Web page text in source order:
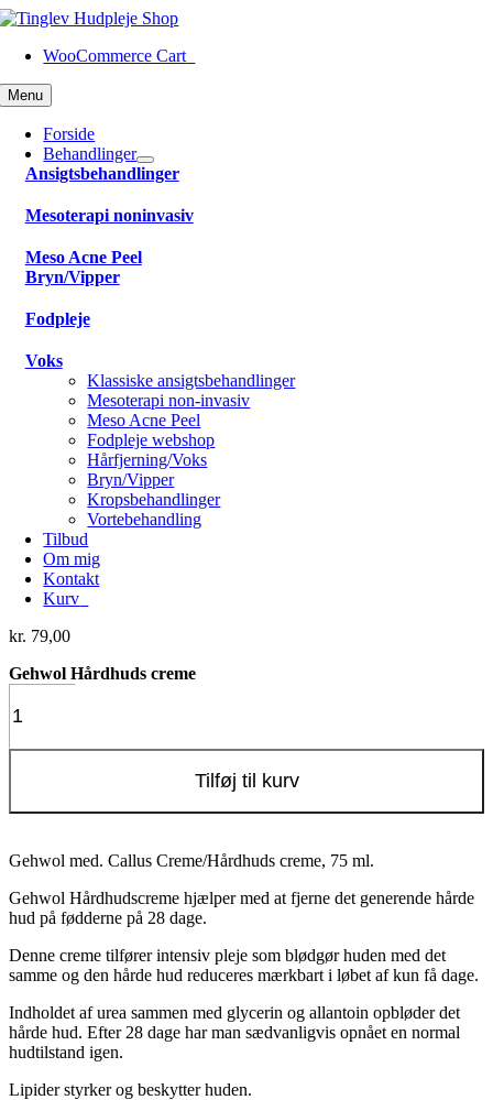
Skip
contentWooCommerce Cart
Menu
Forside
Behandlinger
Ansigtsbehandlinger
Mesoterapi noninvasiv
Meso Acne Peel
Bryn/Vipper
Fodpleje
Voks
Klassiske ansigtsbehandlinger
Mesoterapi non-invasiv
Meso Acne Peel
Fodpleje webshop
Hårfjerning/Voks
Bryn/Vipper
Kropsbehandlinger
Vortebehandling
Tilbud
Om mig
Kontakt
Kurv
kr. 79,00
Gehwol Hårdhuds creme
Hårdhuds
Tilføj til kurv
Gehwol med. Callus Creme/Hårdhuds creme, 75 ml.
Gehwol Hårdhudscreme hjælper med at fjerne det generende hårde
hud på fødderne på 28 dage.
Denne creme tilfører intensiv pleje som blødgør huden med det
samme og den hårde hud reduceres mærkbart i løbet af kun få dage.
Indholdet af urea sammen med glycerin og allantoin opbløder det
hårde hud. Efter 28 dage har man sædvanligvis opnået en normal
hudtilstand igen.
Lipider styrker og beskytter huden.